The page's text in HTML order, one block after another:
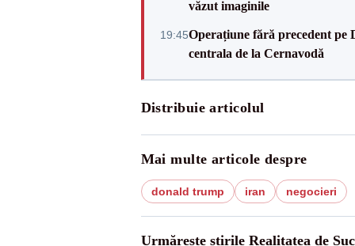
văzut imaginile
19:45Operațiune fără precedent pe
centrala de la Cernavodă
Distribuie articolul
Mai multe articole despre
donald trump iran negocieri
Urmărește știrile Realitatea de